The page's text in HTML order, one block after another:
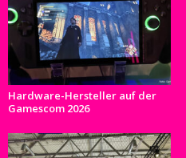
Hardware-Hersteller auf der
Gamescom 2026